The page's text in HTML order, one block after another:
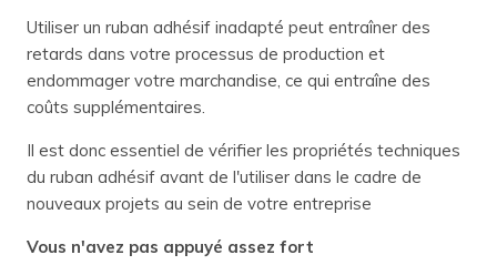
Utiliser un ruban adhésif inadapté peut entraîner des
retards dans votre processus de production et
endommager votre marchandise, ce qui entraîne des
coûts supplémentaires.
Il est donc essentiel de vérifier les propriétés techniques
du ruban adhésif avant de l'utiliser dans le cadre de
nouveaux projets au sein de votre entreprise
Vous n'avez pas appuyé assez fort